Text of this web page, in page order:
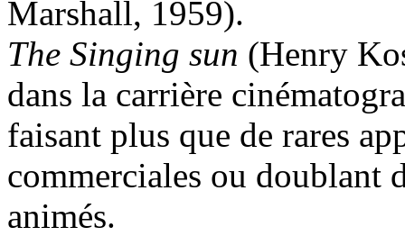
Marshall, 1959).
The Singing sun (Henry
dans la carrière
faisant plus que de rares
commerciales ou doublant
animés.